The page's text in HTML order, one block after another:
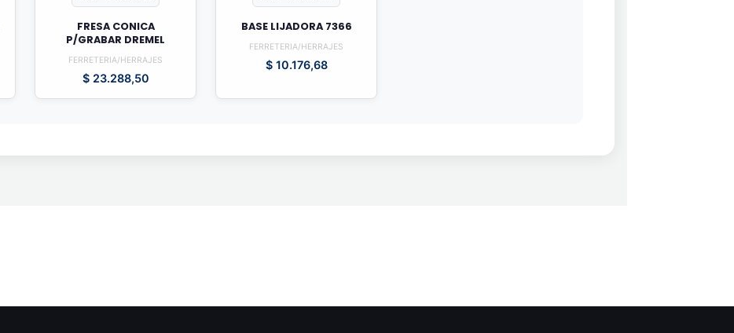
FRESA CONICA
P/GRABAR DREMEL
FERRETERIA/HERRAJES
$23.288,50
BASE LIJADORA 7366
FERRETERIA/HERRAJES
$10.176,68